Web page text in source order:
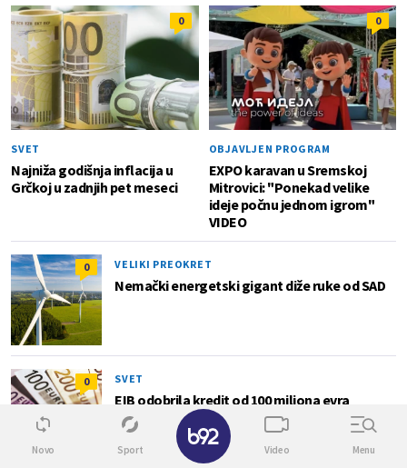
0
SVET
Najniža godišnja inflacija u
Grčkoj u zadnjih pet meseci
0
OBJAVLJEN PROGRAM
EXPO karavan u Sremskoj
Mitrovici: "Ponekad velike
ideje počnu jednom igrom"
VIDEO
0 VELIKI PREOKRET
Nemački energetski gigant diže ruke od SAD
0 SVET
EIB odobrila kredit od 100 miliona evra
Rumuniji
Novo Sport Video Menu
✕